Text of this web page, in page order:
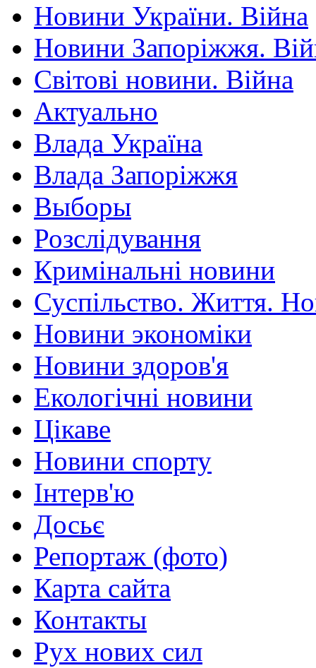
Новини України. Війна
Новини Запоріжжя.
Світові новини. Війна
Актуально
Влада Україна
Влада Запоріжжя
Выборы
Розслідування
Кримінальні новини
Суспільство. Життя.
Новини экономіки
Новини здоров'я
Екологічні новини
Цікаве
Новини спорту
Інтерв'ю
Досьє
Репортаж (фото)
Карта сайта
Контакты
Рух нових сил